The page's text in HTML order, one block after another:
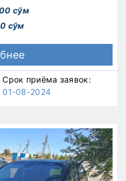
сўм
сўм
Срок приёма заявок:
01-08-2024